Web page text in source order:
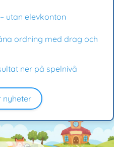
utan elevkonton
ordning med drag och
ner på spelnivå
nyheter